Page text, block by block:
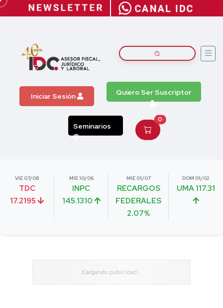
Iniciar Sesión Quiero Ser Suscriptor
Seminarios
0
VIE 07/08
TDC
17.2195
MIE 10/06
INPC
145.1310
MIE 01/07
RECARGOS
FEDERALES
2.07%
DOM 01/02
UMA 117.31